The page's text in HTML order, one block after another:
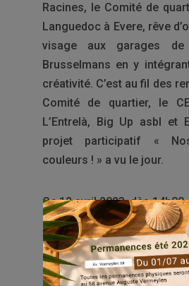
Racines, le Comité de
Languedoc à Evere, rêve
visage aux garages de
Brusselmans en y
créativité. C’est au fil des
Comité de quartier, le
L’Entrelà, Big Up asbl et
projet participatif «
couleurs ! » a vu le jour.
Ce 12 avril 2023, dès
du projet seront
découvrir cette très belle
invitons, chaque personne
participer à nous rejoindre